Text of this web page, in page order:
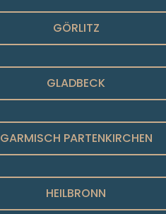
GÖRLITZ
GLADBECK
GARMISCH PARTENKIRCHEN
HEILBRONN